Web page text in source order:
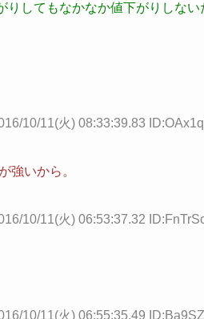
りしてもなかなか値下がりしな
10/11(火) 08:33:39.83
強いから。
10/11(火) 06:53:37.32
10/11(火) 06:55:35.49